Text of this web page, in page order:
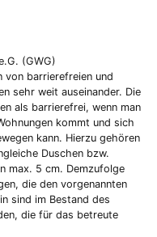
(GWG)
von barrierefreien und
sehr weit auseinander. Die
als barrierefrei, wenn man
kommt und sich
kann. Hierzu gehören
Duschen bzw.
max. 5 cm. Demzufolge
die den vorgenannten
sind im Bestand des
die für das betreute